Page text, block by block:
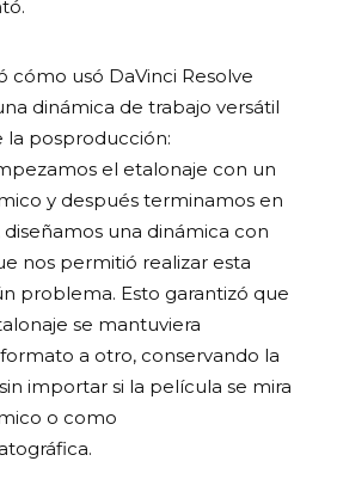
cómo usó DaVinci Resolve
dinámica de trabajo versátil
la posproducción:
el etalonaje con un
y después terminamos en
diseñamos una dinámica con
nos permitió realizar esta
problema. Esto garantizó que
se mantuviera
a otro, conservando la
importar si la película se mira
o como